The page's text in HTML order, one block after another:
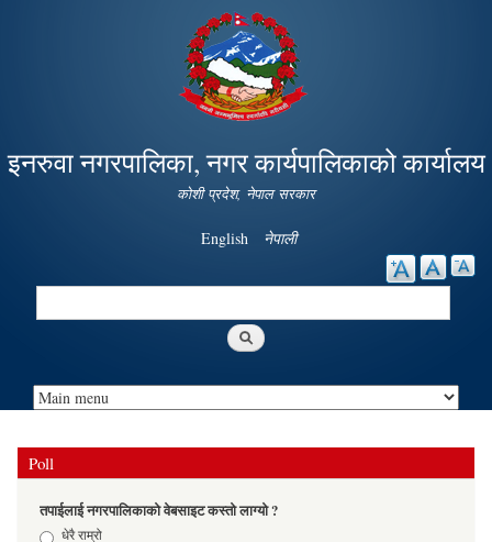
Skip to
main
content
इनरुवा नगरपालिका, नगर कार्यपालिकाको कार्यालय
कोशी प्रदेश, नेपाल सरकार
English नेपाली
Search
Poll
तपाईलाई नगरपालिकाको वेबसाइट कस्तो लाग्यो ?
Choicesधेरै राम्रो